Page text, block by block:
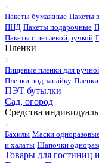
Пакеты бумажные Пакеты
ПНД Пакеты подарочные
Пакеты с петлевой ручкой
Пленки
Пищевые пленки для
Пленки под запайку
ПЭТ бутылки
Сад, огород
Средства
Бахилы Маски
и халаты Шапочки
Товары для гостиниц